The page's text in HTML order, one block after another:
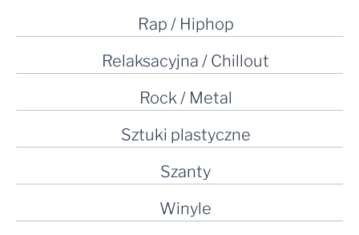
Rap / Hiphop
Relaksacyjna / Chillout
Rock / Metal
Sztuki plastyczne
Szanty
Winyle